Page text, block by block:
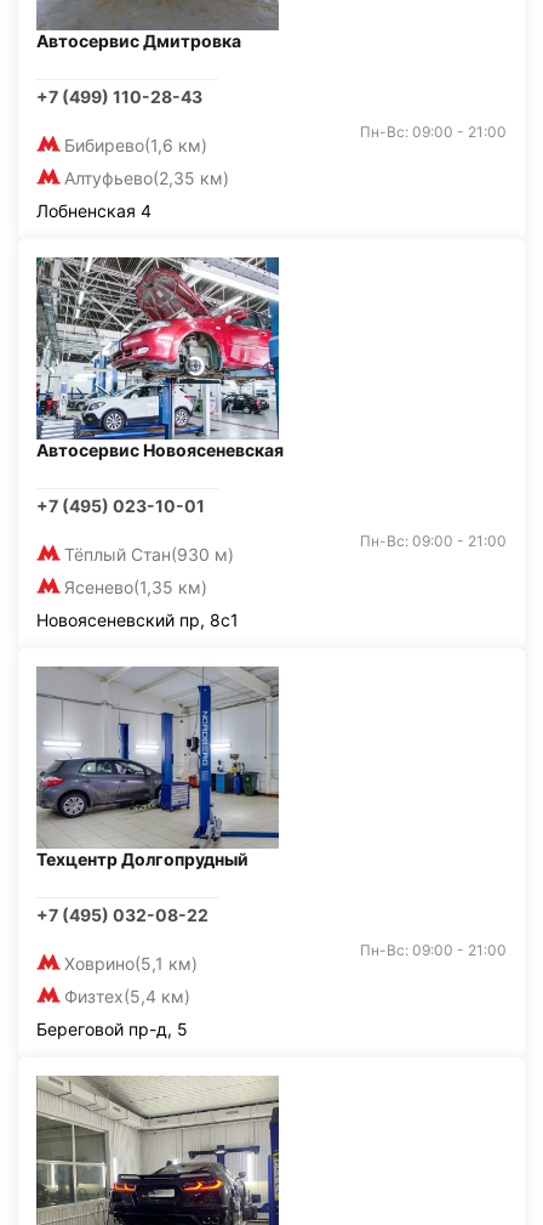
Автосервис Дмитровка
+7 (499) 110-28-43
Бибирево(1,6 км)
Алтуфьево(2,35 км)
Пн-Вс: 09:00 - 21:00
Лобненская 4
Автосервис Новоясеневская
+7 (495) 023-10-01
Тёплый Стан(930 м)
Ясенево(1,35 км)
Пн-Вс: 09:00 - 21:00
Новоясеневский пр, 8с1
Техцентр Долгопрудный
+7 (495) 032-08-22
Ховрино(5,1 км)
Физтех(5,4 км)
Пн-Вс: 09:00 - 21:00
Береговой пр-д, 5